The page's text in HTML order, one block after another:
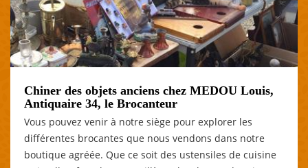
Chiner des objets anciens chez MEDOU Louis,
Antiquaire 34, le Brocanteur
Vous pouvez venir à notre siège pour explorer les
différentes brocantes que nous vendons dans notre
boutique agréée. Que ce soit des ustensiles de cuisine